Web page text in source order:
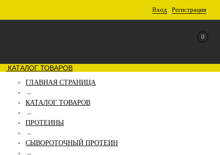
Вход Регистрация
0
КАТАЛОГ ТОВАРОВ
ГЛАВНАЯ СТРАНИЦА
→
КАТАЛОГ ТОВАРОВ
→
ПРОТЕИНЫ
→
СЫВОРОТОЧНЫЙ ПРОТЕИН
→